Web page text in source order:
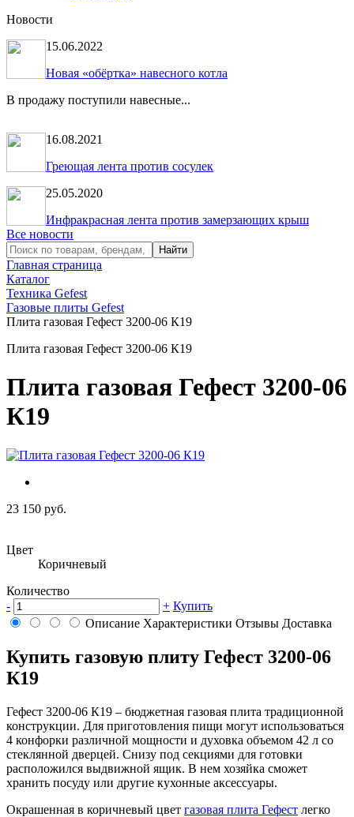
Новости
15.06.2022
Новая «обёртка» навесного котла
В продажу поступили навесные...
16.08.2021
Греющая лента против сосулек
25.05.2020
Инфракрасная лента против замерзающих крыш
Все новости
Главная страница
Каталог
Техника Gefest
Газовые плиты Gefest
Плита газовая Гефест 3200-06 К19
Плита газовая Гефест 3200-06 К19
Плита газовая Гефест 3200-06
К19
23 150 руб.
Цвет
Коричневый
Количество
-
+ Купить
Описание Характеристики Отзывы Доставка
Купить газовую плиту Гефест 3200-06
К19
Гефест 3200-06 К19 – бюджетная газовая плита традиционной
конструкции. Для приготовления пищи могут использоваться
4 конфорки различной мощности и духовка объемом 42 л со
стеклянной дверцей. Снизу под секциями для готовки
расположился выдвижной ящик. В нем хозяйка сможет
хранить посуду или другие кухонные аксессуары.
Окрашенная в коричневый цвет газовая плита Гефест легко